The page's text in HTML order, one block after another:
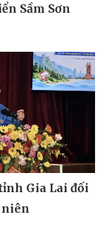
Sầm Sơn
Gia Lai đối